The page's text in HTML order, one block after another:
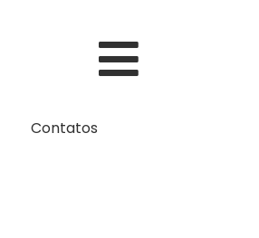
Contatos